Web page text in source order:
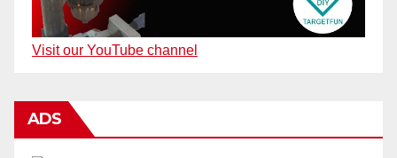
Visit our YouTube channel
ADS